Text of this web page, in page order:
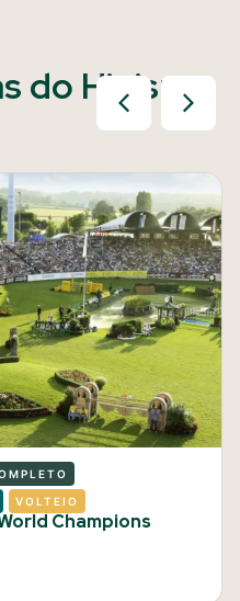
do Hipismo
VOLTEIO
Champions